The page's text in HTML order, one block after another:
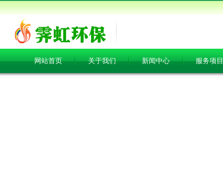
网站首页 关于我们 新闻中心 服务项目